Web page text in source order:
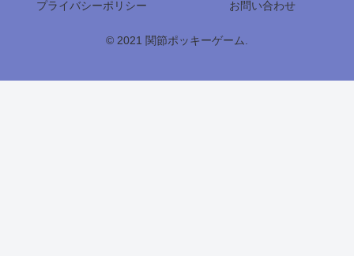
プライバシーポリシー お問い合わせ
© 2021 関節ポッキーゲーム.